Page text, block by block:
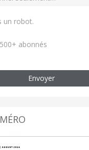
un robot.
abonnés
Envoyer